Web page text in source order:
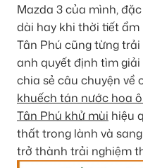
Mazda 3 của mình,
dài hay khi thời tiết ẩm
Tân Phú cũng từng
anh quyết định tìm giải
chia sẻ câu chuyện về
khuếch tán nước hoa
Tân Phú khử mùi hiệu
thất trong lành và
trở thành trải nghiệm